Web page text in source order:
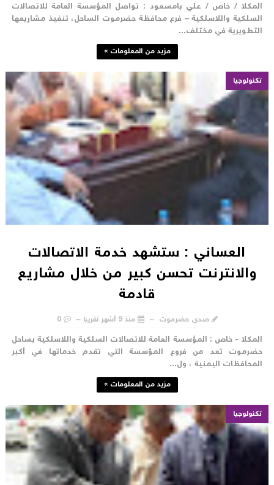
/ خاص / علي بامسعود : تواصل المؤسسة العامة للاتصالات
واللاسلكية – فرع محافظة حضرموت الساحل، تنفيذ مشاريعها
في مختلف...
مزيد من المعلومات »
تكنولوجيا
العساني : ستشهد خدمة الاتصالات
والانترنت تحسن كبير من خلال مشاريع
قادمة
صدى حضرموت منذ 9 أشهر تقريبا 0
- خاص : المؤسسة العامة للاتصالات السلكية واللاسلكية بساحل
تعد من فروع المؤسسة التي تقدم خدماتها في أكبر
اليمنية ، ول...
مزيد من المعلومات »
تكنولوجيا